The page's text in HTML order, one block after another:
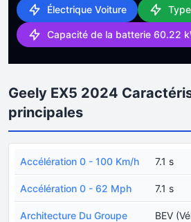
Électrique Voiture
Capacité de la batterie 60.22
Geely EX5 2024
principales
Accélération 0 - 100 Km/h 7.1 s
Accélération 0 - 62 Mph 7.1 s
Architecture Du Groupe
BEV